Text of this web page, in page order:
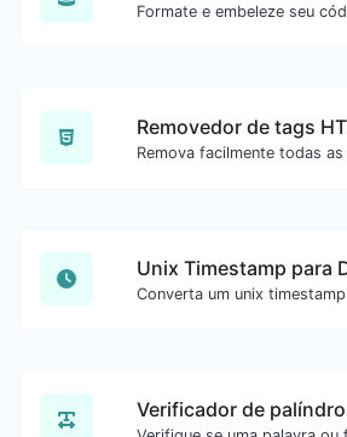
Removedor de tags
Unix Timestamp para
Verificador de